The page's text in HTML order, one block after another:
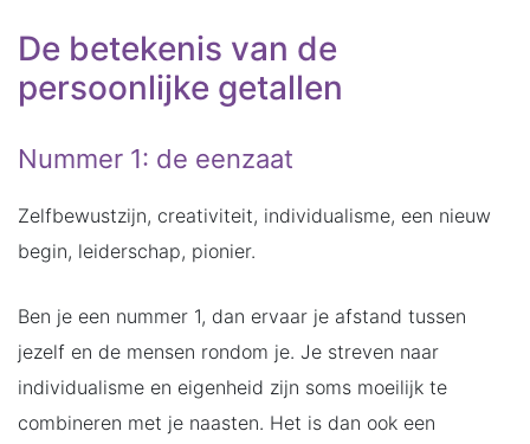
De betekenis van de
persoonlijke getallen
Nummer 1: de eenzaat
Zelfbewustzijn, creativiteit, individualisme, een nieuw
begin, leiderschap, pionier.
Ben je een nummer 1, dan ervaar je afstand tussen
jezelf en de mensen rondom je. Je streven naar
individualisme en eigenheid zijn soms moeilijk te
combineren met je naasten. Het is dan ook een